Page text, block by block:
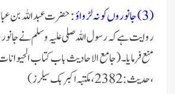
(3) جانوروں کو نہ لڑواؤ :
حضرت عبداللہ بن
روایت ہے کہ رسول اللہ صلی علیہ وسلم نے
، حدیث : 2382 ، مکتبہ اکبر بک سیلرز )